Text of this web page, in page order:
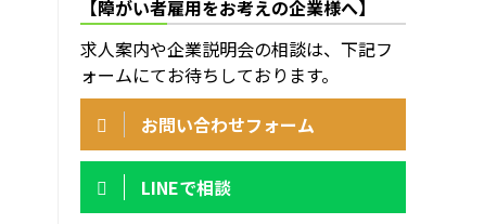
【障がい者雇用をお考えの企業様へ】
求人案内や企業説明会の相談は、下記フ
ォームにてお待ちしております。
お問い合わせフォーム
LINEで相談